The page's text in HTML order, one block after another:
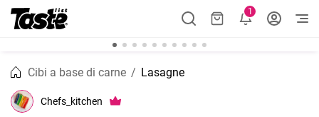
1
Cibi a base di carne Lasagne
Chefs_kitchen